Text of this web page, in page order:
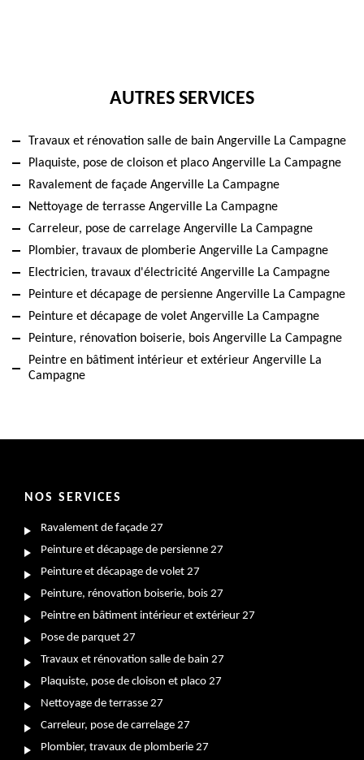
AUTRES SERVICES
Travaux et rénovation salle de bain Angerville La Campagne
Plaquiste, pose de cloison et placo Angerville La Campagne
Ravalement de façade Angerville La Campagne
Nettoyage de terrasse Angerville La Campagne
Carreleur, pose de carrelage Angerville La Campagne
Plombier, travaux de plomberie Angerville La Campagne
Electricien, travaux d'électricité Angerville La Campagne
Peinture et décapage de persienne Angerville La Campagne
Peinture et décapage de volet Angerville La Campagne
Peinture, rénovation boiserie, bois Angerville La Campagne
Peintre en bâtiment intérieur et extérieur Angerville La
Campagne
NOS SERVICES
Ravalement de façade 27
Peinture et décapage de persienne 27
Peinture et décapage de volet 27
Peinture, rénovation boiserie, bois 27
Peintre en bâtiment intérieur et extérieur 27
Pose de parquet 27
Travaux et rénovation salle de bain 27
Plaquiste, pose de cloison et placo 27
Nettoyage de terrasse 27
Carreleur, pose de carrelage 27
Plombier, travaux de plomberie 27